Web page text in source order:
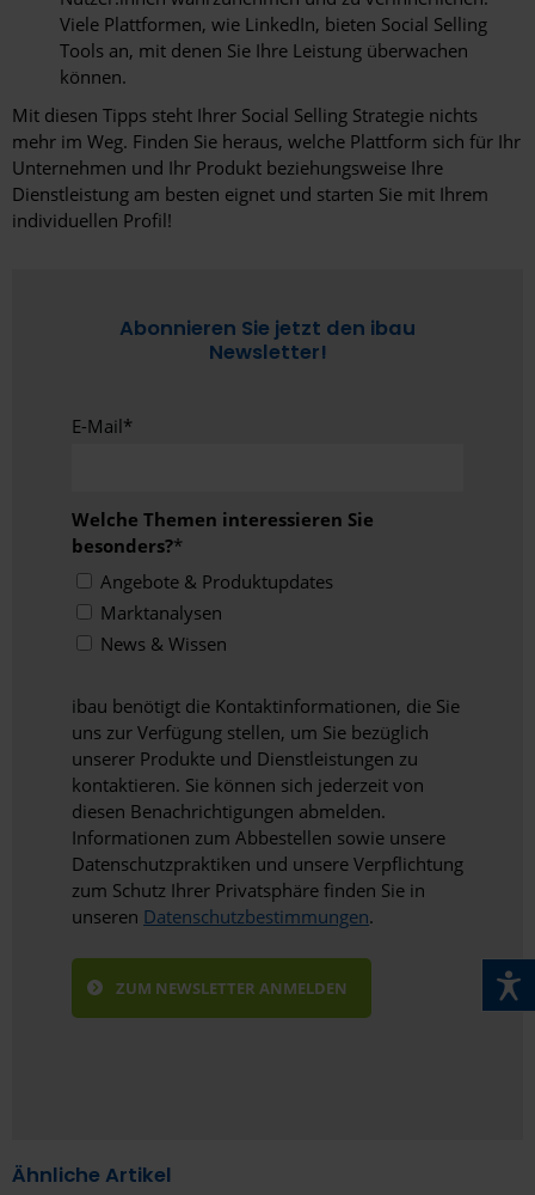
Viele Plattformen, wie LinkedIn, bieten Social Selling
Tools an, mit denen Sie Ihre Leistung überwachen
können.
Mit diesen Tipps steht Ihrer Social Selling Strategie nichts
mehr im Weg. Finden Sie heraus, welche Plattform sich für Ihr
Unternehmen und Ihr Produkt beziehungsweise Ihre
Dienstleistung am besten eignet und starten Sie mit Ihrem
individuellen Profil!
Abonnieren Sie jetzt den ibau
Newsletter!
E-Mail*
Welche Themen interessieren Sie
besonders?*
Angebote & Produktupdates
Marktanalysen
News & Wissen
ibau benötigt die Kontaktinformationen, die Sie
uns zur Verfügung stellen, um Sie bezüglich
unserer Produkte und Dienstleistungen zu
kontaktieren. Sie können sich jederzeit von
diesen Benachrichtigungen abmelden.
Informationen zum Abbestellen sowie unsere
Datenschutzpraktiken und unsere Verpflichtung
zum Schutz Ihrer Privatsphäre finden Sie in
unseren Datenschutzbestimmungen.
Ähnliche Artikel